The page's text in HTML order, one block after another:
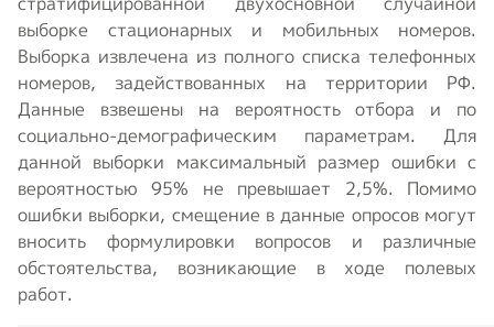
выборке стационарных и мобильных номеров.
Выборка извлечена из полного списка телефонных
номеров, задействованных на территории РФ.
Данные взвешены на вероятность отбора и по
социально-демографическим параметрам. Для
данной выборки максимальный размер ошибки с
вероятностью 95% не превышает 2,5%. Помимо
ошибки выборки, смещение в данные опросов могут
вносить формулировки вопросов и различные
обстоятельства, возникающие в ходе полевых
работ.